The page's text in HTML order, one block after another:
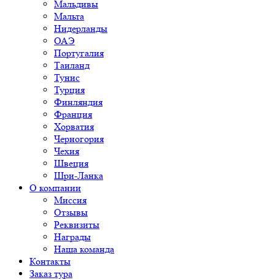
Мальдивы
Мальта
Нидерланды
ОАЭ
Португалия
Таиланд
Тунис
Турция
Финляндия
Франция
Хорватия
Черногория
Чехия
Швеция
Шри-Ланка
О компании
Миссия
Отзывы
Реквизиты
Награды
Наша команда
Контакты
Заказ тура